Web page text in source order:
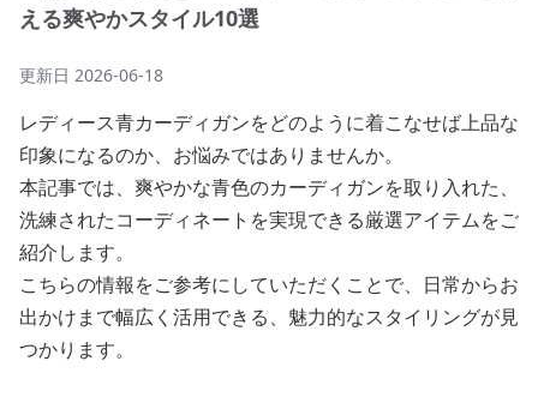
える爽やかスタイル10選
更新日 2026-06-18
レディース青カーディガンをどのように着こなせば上品な
印象になるのか、お悩みではありませんか。
本記事では、爽やかな青色のカーディガンを取り入れた、
洗練されたコーディネートを実現できる厳選アイテムをご
紹介します。
こちらの情報をご参考にしていただくことで、日常からお
出かけまで幅広く活用できる、魅力的なスタイリングが見
つかります。